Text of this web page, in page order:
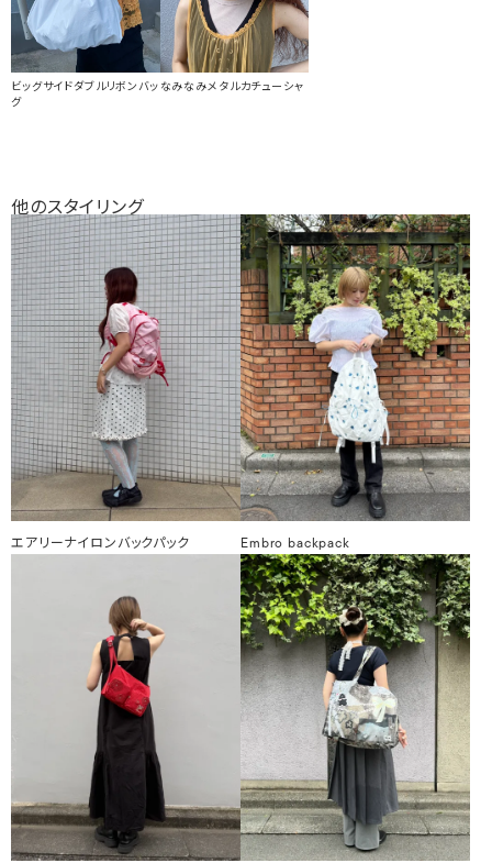
ビッグサイドダブルリボンバッ
グ
なみなみメタルカチューシャ
他のスタイリング
エアリーナイロンバックパック Embro backpack